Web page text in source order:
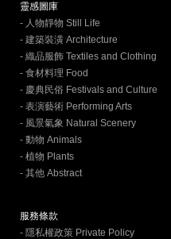
靈感圖庫
- 人物靜物 Still Life
- 建築裝潢 Architecture
- 織品服飾 Textiles and Clothing
- 食材料理 Food
- 慶典民俗 Festivals and Culture
- 表演藝術 Performing Arts
- 風景氣象 Natural Scenery
- 動物 Animals
- 植物 Plants
- 其他 Abstract
服務條款
- 隱私權政策 Private Policy